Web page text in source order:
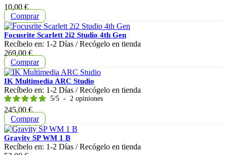
Precio
10,00 €
Comprar
Focusrite Scarlett 2i2 Studio 4th Gen
Recíbelo en: 1-2 Días / Recógelo en tienda
Precio
269,00 €
Comprar
IK Multimedia ARC Studio
Recíbelo en: 1-2 Días / Recógelo en tienda
5/5 - 2 opiniones
Precio
245,00 €
Comprar
Gravity SP WM 1 B
Recíbelo en: 1-2 Días / Recógelo en tienda